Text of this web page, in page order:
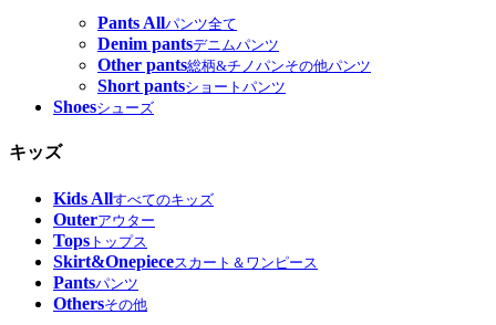
Pants Allパンツ全て
Denim pantsデニムパンツ
Other pants総柄&チノパンその他パンツ
Short pantsショートパンツ
Shoesシューズ
キッズ
Kids Allすべてのキッズ
Outerアウター
Tops トップス
Skirt&Onepieceスカート＆ワンピース
Pantsパンツ
Othersその他